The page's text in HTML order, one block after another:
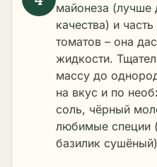
майонеза
качества) и
томатов – она
жидкости.
массу до
на вкус и по
соль, чёрный
любимые специи
базилик